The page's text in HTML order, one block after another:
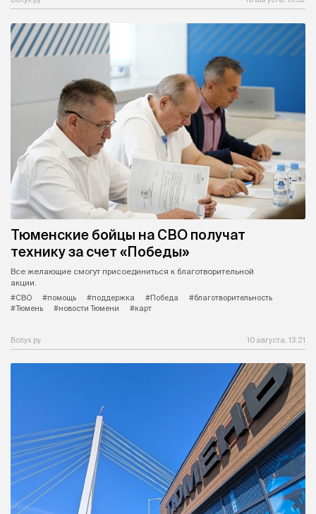
Тюменские бойцы на СВО получат
технику за счет «Победы»
Все желающие смогут присоединиться к благотворительной
акции.
#СВО
#помощь #поддержка #Победа
#благотворительность
#Тюмень
#новости Тюмени #карт
Вслух.ру 10 августа, 13:21